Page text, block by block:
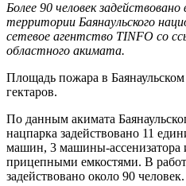
Более 90 человек
территории Баянаульского
сетевое агентство TINFO со
областного акимата.
Площадь пожара в Баянаульском
гектаров.
По данным акимата
нацпарка задействовано 11
машин, 3 машины-ассенизатора
прицепными емкостями. В
задействовано около 90 человек.